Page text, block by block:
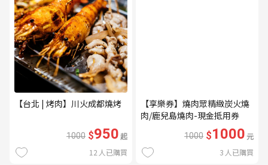
【台北 | 烤肉】川火成都燒烤
1000 $950起
12 人已購買
【享樂券】燒肉眾精緻炭火燒
肉/鹿兒島燒肉-現金抵用券
1000 $1000元
3 人已購買